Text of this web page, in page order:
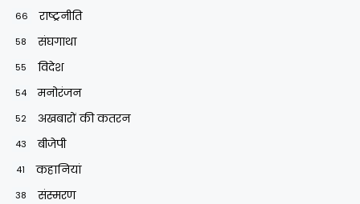
66 राष्ट्रनीति
58 संघगाथा
55 विदेश
54 मनोरंजन
52 अखबारों की कतरन
43 बीजेपी
41 कहानियां
38 संस्मरण